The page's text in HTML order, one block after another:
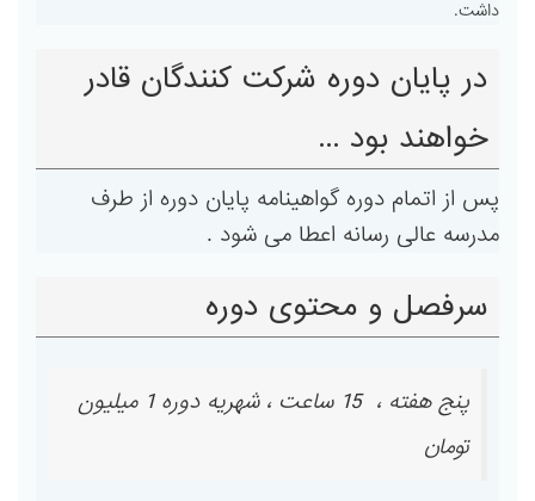
داشت.
در پایان دوره شرکت کنندگان قادر
خواهند بود ...
پس از اتمام دوره گواهینامه پایان دوره از طرف
مدرسه عالی رسانه اعطا می شود .
سرفصل و محتوی دوره
پنج هفته ، 15 ساعت ، شهریه دوره 1 میلیون
تومان